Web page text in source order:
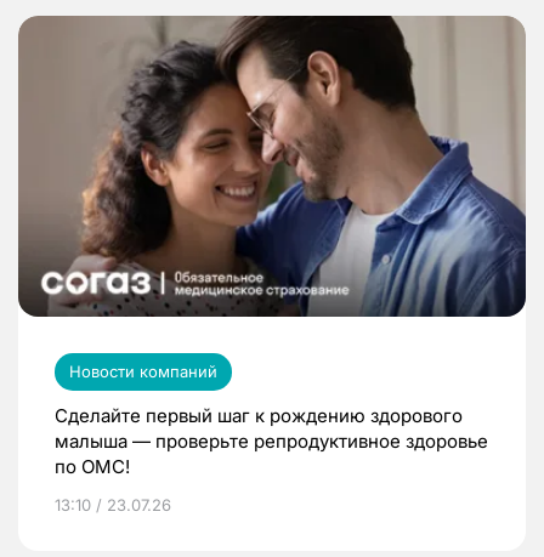
Новости компаний
Сделайте первый шаг к рождению здорового
малыша — проверьте репродуктивное здоровье
по ОМС!
13:10 / 23.07.26